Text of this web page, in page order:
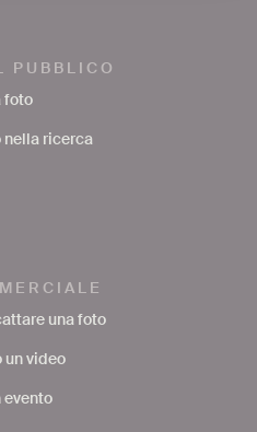
PUBBLICO
foto
nella ricerca
una foto
un video
evento